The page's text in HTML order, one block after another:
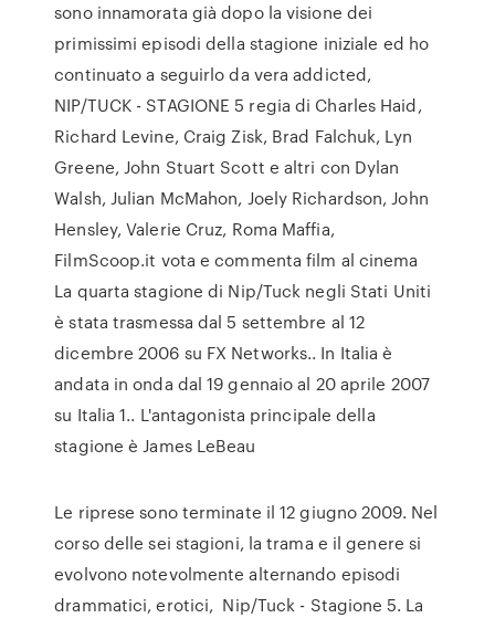
sono innamorata già dopo la visione dei
primissimi episodi della stagione iniziale ed ho
continuato a seguirlo da vera addicted,
NIP/TUCK - STAGIONE 5 regia di Charles Haid,
Richard Levine, Craig Zisk, Brad Falchuk, Lyn
Greene, John Stuart Scott e altri con Dylan
Walsh, Julian McMahon, Joely Richardson, John
Hensley, Valerie Cruz, Roma Maffia,
FilmScoop.it vota e commenta film al cinema
La quarta stagione di Nip/Tuck negli Stati Uniti
è stata trasmessa dal 5 settembre al 12
dicembre 2006 su FX Networks.. In Italia è
andata in onda dal 19 gennaio al 20 aprile 2007
su Italia 1.. L'antagonista principale della
stagione è James LeBeau
Le riprese sono terminate il 12 giugno 2009. Nel
corso delle sei stagioni, la trama e il genere si
evolvono notevolmente alternando episodi
drammatici, erotici, Nip/Tuck - Stagione 5. La